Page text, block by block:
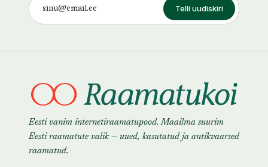
Telli uudiskiri
Eesti vanim internetiraamatupood. Maailma suurim
Eesti raamatute valik — uued, kasutatud ja antikvaarsed
raamatud.